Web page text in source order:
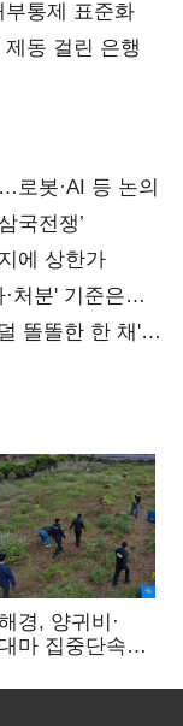
통제 표준화
동 걸린 은행
로봇·AI 등 논의
국전쟁’
에 상한가
처분' 기준은
똘똘한 한 채'
경, 양귀비·
마 집중단속…
명 검거